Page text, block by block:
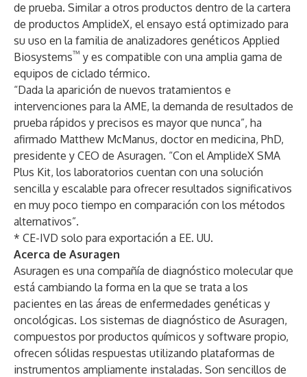
de prueba. Similar a otros productos dentro de la cartera
de productos AmplideX, el ensayo está optimizado para
su uso en la familia de analizadores genéticos Applied
Biosystems™ y es compatible con una amplia gama de
equipos de ciclado térmico.
“Dada la aparición de nuevos tratamientos e
intervenciones para la AME, la demanda de resultados de
prueba rápidos y precisos es mayor que nunca”, ha
afirmado Matthew McManus, doctor en medicina, PhD,
presidente y CEO de Asuragen. “Con el AmplideX SMA
Plus Kit, los laboratorios cuentan con una solución
sencilla y escalable para ofrecer resultados significativos
en muy poco tiempo en comparación con los métodos
alternativos”.
* CE-IVD solo para exportación a EE. UU.
Acerca de Asuragen
Asuragen es una compañía de diagnóstico molecular que
está cambiando la forma en la que se trata a los
pacientes en las áreas de enfermedades genéticas y
oncológicas. Los sistemas de diagnóstico de Asuragen,
compuestos por productos químicos y software propio,
ofrecen sólidas respuestas utilizando plataformas de
instrumentos ampliamente instaladas. Son sencillos de